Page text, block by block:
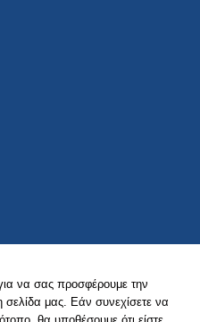
να σας προσφέρουμε την
σελίδα μας. Εάν συνεχίσετε να